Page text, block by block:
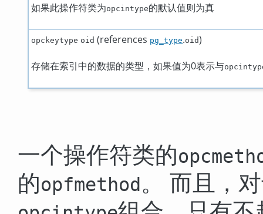
如果此操作符类为opcintype的默认值则为真
opckeytype oid (references pg_type.oid)
存储在索引中的数据的类型，如果值为0表示与
一个操作符类的
的opfmethod 。 而且，